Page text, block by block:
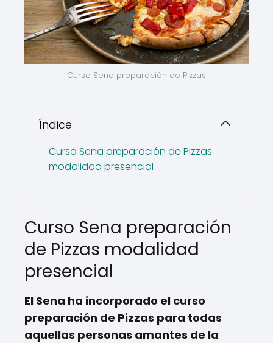
Curso Sena preparación de Pizzas
Índice
Curso Sena preparación de Pizzas
modalidad presencial
Curso Sena preparación
de Pizzas modalidad
presencial
El Sena ha incorporado el curso
preparación de Pizzas para todas
aquellas personas amantes de la